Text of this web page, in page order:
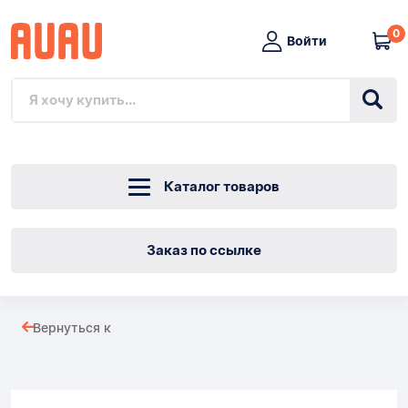
Войти
0
Каталог товаров
Заказ по ссылке
Вернуться к